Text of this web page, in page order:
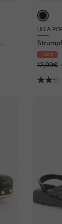
ULLA
- 62%
12,99€